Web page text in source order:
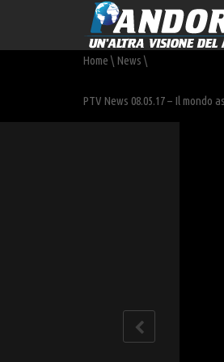
Home \ News \
PTV News 08.05.17 – Il